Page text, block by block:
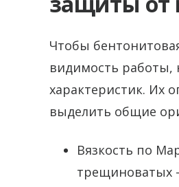
Чтобы
видимость работы,
характеристик. Их
выделить общие
Вязкость по
трещиноватых